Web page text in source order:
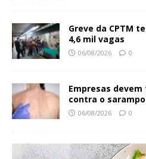
Greve da CPTM
4,6 mil vagas
06/08/2026 0
Empresas
contra o sarampo
06/08/2026 0